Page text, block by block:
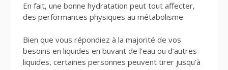
En fait, une bonne hydratation peut tout affecter,
des performances physiques au métabolisme.
Bien que vous répondiez à la majorité de vos
besoins en liquides en buvant de l’eau ou d’autres
liquides, certaines personnes peuvent tirer jusqu’à